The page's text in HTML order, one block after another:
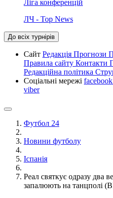
Ліга конференцій
ЛЧ - Top News
До всіх турнірів
Сайт Редакція Прогнози
Правила сайту Контакти
Редакційна політика
Соціальні мережі facebook
viber
Футбол 24
Новини футболу
Іспанія
Реал святкує одразу два
запалюють на танцполі